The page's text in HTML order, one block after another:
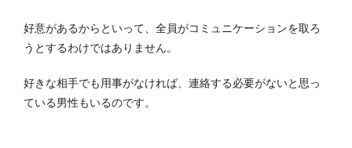
好意があるからといって、全員がコミュニケーションを取ろ
うとするわけではありません。
好きな相手でも用事がなければ、連絡する必要がないと思っ
ている男性もいるのです。